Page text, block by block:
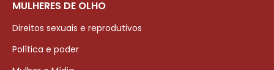
MULHERES DE OLHO
Direitos sexuais e reprodutivos
Política e poder